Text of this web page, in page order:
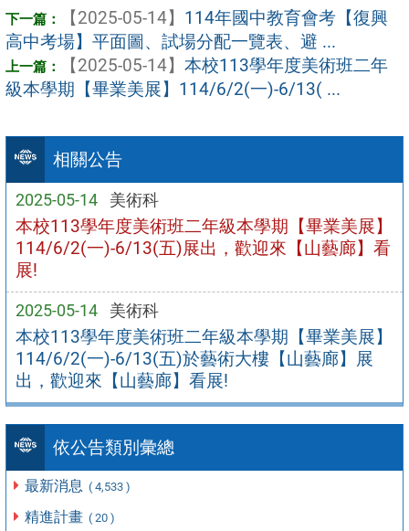
相關公告
2025-05-14 美術科
本校113學年度美術班二年級本學期【畢業美展】
114/6/2(一)-6/13(五)展出，歡迎來【山藝廊】看
展!
2025-05-14 美術科
本校113學年度美術班二年級本學期【畢業美展】
114/6/2(一)-6/13(五)於藝術大樓【山藝廊】展
出，歡迎來【山藝廊】看展!
依公告類別彙總
最新消息 ( 4,533 )
精進計畫 ( 20 )
【2025-05-14】 114年國中教育會考【復興
高中考場】平面圖、試場分配一覽表、避 ...
【2025-05-14】 本校113學年度美術班二年
級本學期【畢業美展】114/6/2(一)-6/13( ...